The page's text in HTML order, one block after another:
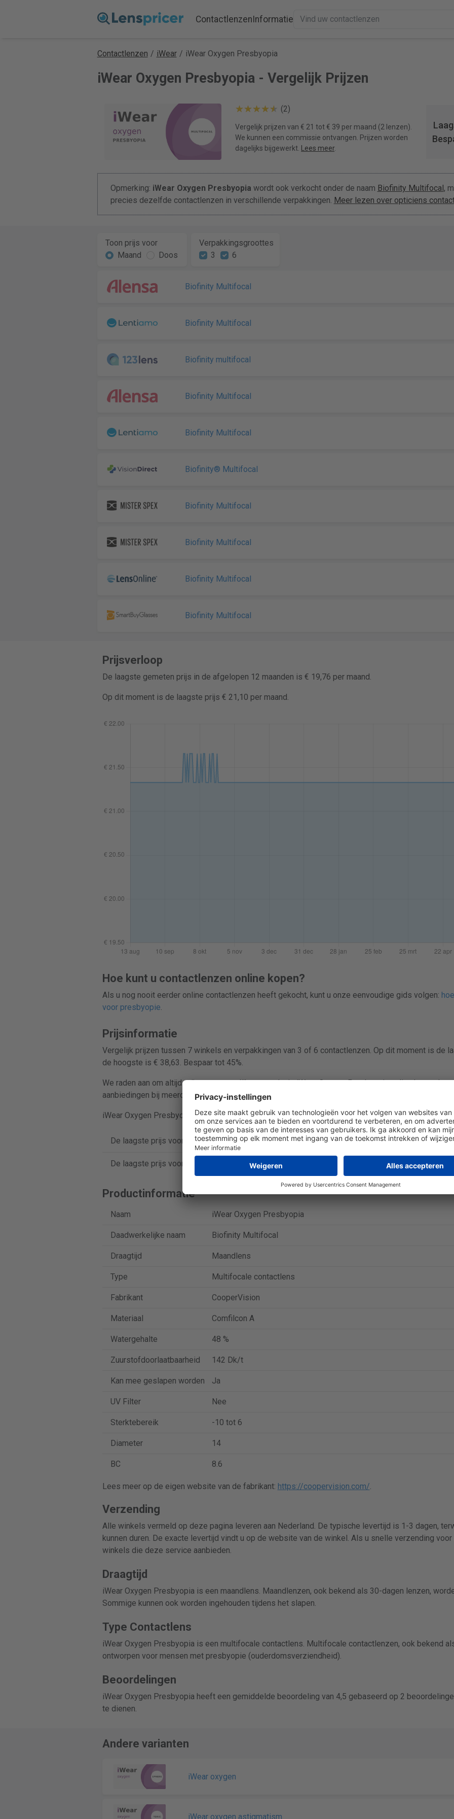
ContactlenzenInformatie
Contactlenzen / iWear / iWear Oxygen Presbyopia
iWear Oxygen Presbyopia - Vergelijk Prijzen
(2)
Vergelijk prijzen van € 21 tot € 39 per maand (2 lenzen).
We kunnen een commissie ontvangen. Prijzen worden
dagelijks bijgewerkt. Lees meer.
Opmerking: iWear Oxygen Presbyopia wordt ook verkocht onder de naam Biofinity Multifocal,
precies dezelfde contactlenzen in verschillende verpakkingen. Meer lezen over opticiens
Toon prijs voor
Maand
Doos
Verpakkingsgroottes
3
6
Biofinity Multifocal
Biofinity Multifocal
Biofinity multifocal
Biofinity Multifocal
Biofinity Multifocal
Biofinity® Multifocal
Biofinity Multifocal
Biofinity Multifocal
Biofinity Multifocal
Biofinity Multifocal
Prijsverloop
De laagste gemeten prijs in de afgelopen 12 maanden is € 19,76 per maand.
Op dit moment is de laagste prijs € 21,10 per maand.
Hoe kunt u contactlenzen online kopen?
Als u nog nooit eerder online contactlenzen heeft gekocht, kunt u onze eenvoudige gids volgen:
voor presbyopie.
Prijsinformatie
Vergelijk prijzen tussen 7 winkels en verpakkingen van 3 of 6 contactlenzen. Op dit moment is de
de hoogste is € 38,63. Bespaar tot 45%.
We raden aan om altijd prijzen te vergelijken voordat je iWear Oxygen Presbyopia online koopt.
aanbiedingen bij meerdere retailers, zodat je eenvoudig scherpe prijzen vindt en bespaart op
iWear Oxygen Presbyopia wordt verkocht in dozen met 3 of 6 contactlenzen.
De laagste prijs voor iWear Oxygen Presbyopia (3 lenzen) is € 32,89.Ga naar aanbieding bij
De laagste prijs voor iWear Oxygen Presbyopia (6 lenzen) is € 63,29. Ga naar aanbieding bij Alensa
Productinformatie
Naam iWear Oxygen Presbyopia
Daadwerkelijke naam Biofinity Multifocal
Draagtijd Maandlens
Type Multifocale contactlens
Fabrikant CooperVision
Materiaal Comfilcon A
Watergehalte 48 %
Zuurstofdoorlaatbaarheid 142 Dk/t
Kan mee geslapen worden Ja
UV Filter Nee
Sterktebereik -10 tot 6
Diameter 14
BC 8.6
Lees meer op de eigen website van de fabrikant: https://coopervision.com/.
Verzending
Alle winkels vermeld op deze pagina leveren aan Nederland. De typische levertijd is 1-3 dagen,
kunnen duren. De exacte levertijd vindt u op de website van de winkel. Als u snelle verzending
winkels die deze service aanbieden.
Draagtijd
iWear Oxygen Presbyopia is een maandlens. Maandlenzen, ook bekend als 30-dagen lenzen,
Sommige kunnen ook worden ingehouden tijdens het slapen.
Type Contactlens
iWear Oxygen Presbyopia is een multifocale contactlens. Multifocale contactlenzen, ook bekend
ontworpen voor mensen met presbyopie (ouderdomsverziendheid).
Beoordelingen
iWear Oxygen Presbyopia heeft een gemiddelde beoordeling van 4,5 gebaseerd op 2
te dienen.
Andere varianten
iWear oxygen
iWear oxygen astigmatism